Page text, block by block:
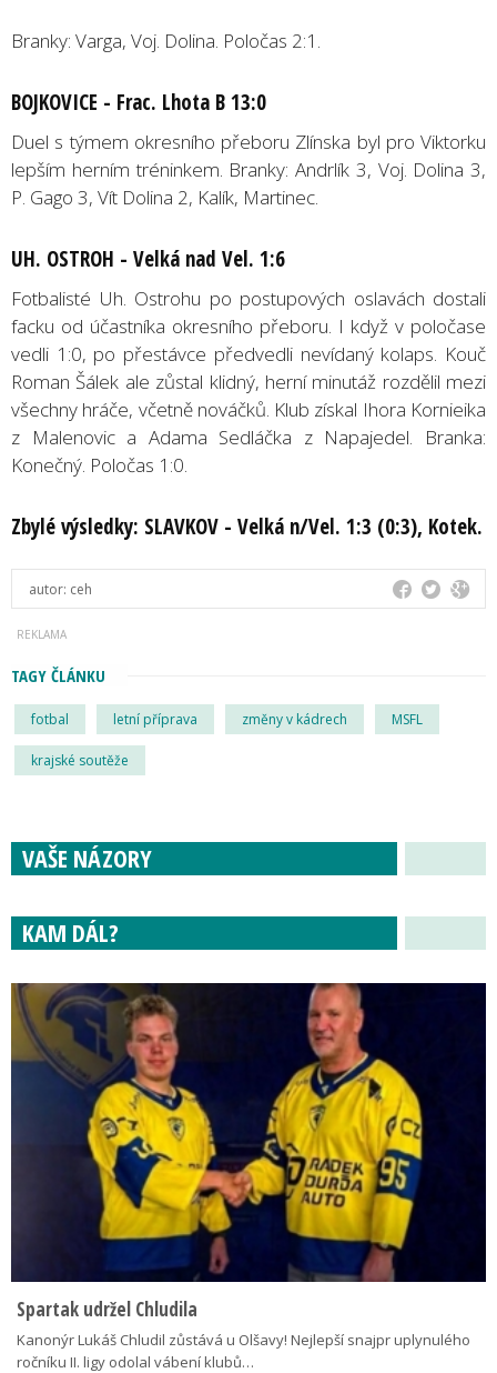
Branky: Varga, Voj. Dolina. Poločas 2:1.
BOJKOVICE - Frac. Lhota B 13:0
Duel s týmem okresního přeboru Zlínska byl pro Viktorku
lepším herním tréninkem. Branky: Andrlík 3, Voj. Dolina 3,
P. Gago 3, Vít Dolina 2, Kalík, Martinec.
UH. OSTROH - Velká nad Vel. 1:6
Fotbalisté Uh. Ostrohu po postupových oslavách dostali
facku od účastníka okresního přeboru. I když v poločase
vedli 1:0, po přestávce předvedli nevídaný kolaps. Kouč
Roman Šálek ale zůstal klidný, herní minutáž rozdělil mezi
všechny hráče, včetně nováčků. Klub získal Ihora Kornieika
z Malenovic a Adama Sedláčka z Napajedel. Branka:
Konečný. Poločas 1:0.
Zbylé výsledky: SLAVKOV - Velká n/Vel. 1:3 (0:3), Kotek.
autor: ceh
TAGY ČLÁNKU
fotbal letní příprava změny v kádrech MSFL
krajské soutěže
VAŠE NÁZORY
KAM DÁL?
Spartak udržel Chludila
Kanonýr Lukáš Chludil zůstává u Olšavy! Nejlepší snajpr uplynulého
ročníku II. ligy odolal vábení klubů…